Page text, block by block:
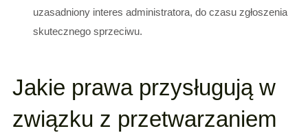
uzasadniony interes administratora, do czasu zgłoszenia
skutecznego sprzeciwu.
Jakie prawa przysługują w
związku z przetwarzaniem